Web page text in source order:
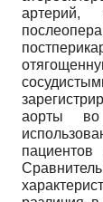
артерий,
аорты во